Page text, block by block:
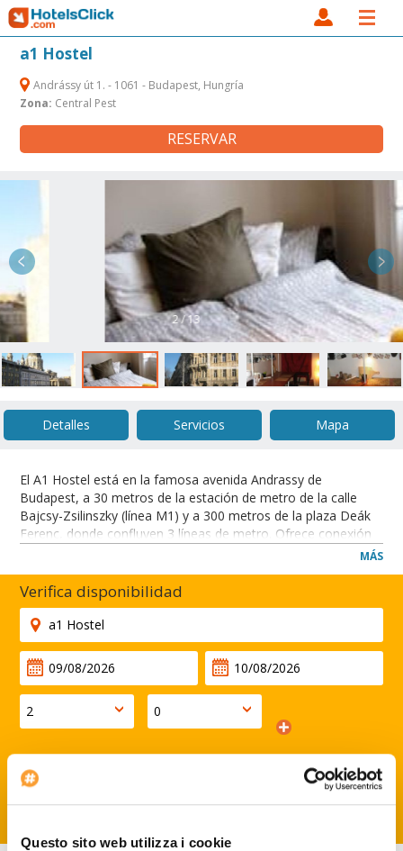
Questo sito web utilizza i cookie
a1 Hostel
Andrássy út 1. - 1061 - Budapest, Hungría
Zona: Central Pest
RESERVAR
2 / 13
Detalles Servicios Mapa
El A1 Hostel está en la famosa avenida Andrassy de
Budapest, a 30 metros de la estación de metro de la calle
Bajcsy-Zsilinszky (línea M1) y a 300 metros de la plaza Deák
Ferenc, donde confluyen 3 líneas de metro. Ofrece conexión
conexión a internet y cajas fuertes. El Hostel A1 se encuentra
a 100 metros de un supermercado y a 5 minutos a pie de los
restaurantes más cercanos. El A1 Hostel está a solo 150
metros de la basílica de San Esteban y a 1,4 km de la estación
de tren y metro de Nyugati Pályaudvar.
MÁS
Verifica disponibilidad
Código descuento
Busca